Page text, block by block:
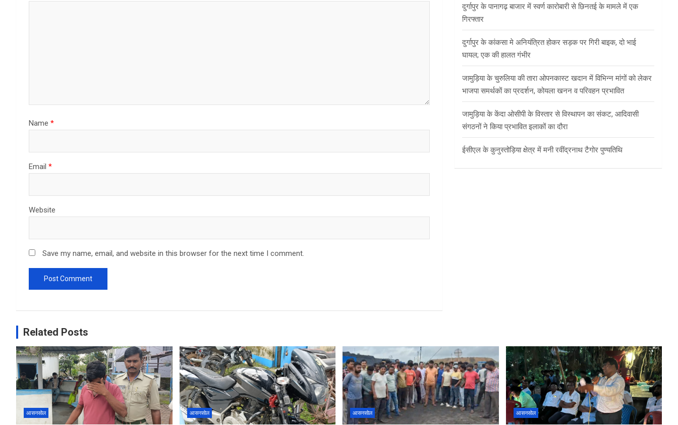
Name *
Email *
Website
Save my name, email, and website in this browser for the next time I comment.
दुर्गापुर के पानागढ़ बाजार में स्वर्ण कारोबारी से छिनतई के मामले में एक
गिरफ्तार
दुर्गापुर के कांकसा मे अनियंत्रित होकर सड़क पर गिरी बाइक, दो भाई
घायल; एक की हालत गंभीर
जामुड़िया के चुरुलिया की तारा ओपनकास्ट खदान में विभिन्न मांगों को लेकर
भाजपा समर्थकों का प्रदर्शन, कोयला खनन व परिवहन प्रभावित
जामुड़िया के केंदा ओसीपी के विस्तार से विस्थापन का संकट, आदिवासी
संगठनों ने किया प्रभावित इलाकों का दौरा
ईसीएल के कुनुस्तोड़िया क्षेत्र में मनी रवींद्रनाथ टैगोर पुण्यतिथि
Related Posts
आसनसोल आसनसोल आसनसोल आसनसोल